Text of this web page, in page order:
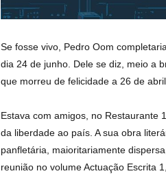
Se fosse vivo, Pedro Oom
dia 24 de junho. Dele se diz, meio a
que morreu de felicidade a 26 de
Estava com amigos, no Restaurante
da liberdade ao país. A sua obra
panfletária, maioritariamente
reunião no volume Actuação Escrita